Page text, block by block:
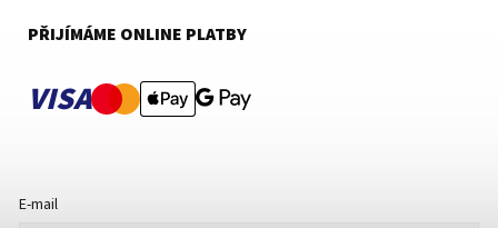
PŘIJÍMÁME ONLINE PLATBY
VISA
E-mail